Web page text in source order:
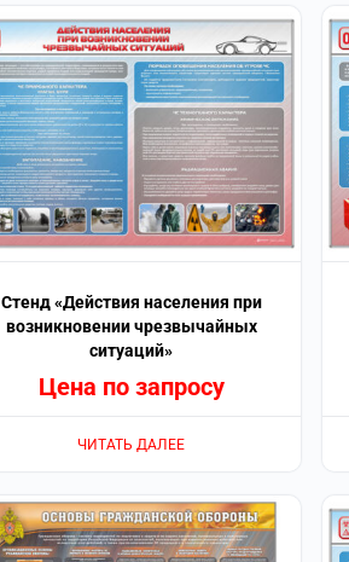
Стенд «Действия населения при
возникновении чрезвычайных
ситуаций»
Цена по запросу
ЧИТАТЬ ДАЛЕЕ